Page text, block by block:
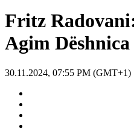
Fritz
Agim Dëshnica
30.11.2024, 07:55 PM (GMT+1)